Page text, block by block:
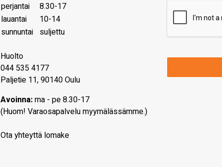
perjantai
8.30-17
lauantai
10-14
sunnuntai suljettu
Huolto
044 535 4177
Paljetie 11, 90140 Oulu
Avoinna:ma - pe 8.30-17
(Huom! Varaosapalvelu myymälässämme.)
Ota yhteyttä lomake